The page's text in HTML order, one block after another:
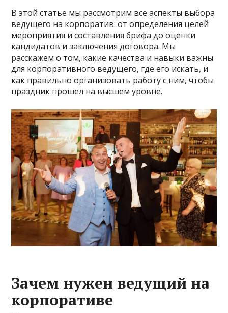
В этой статье мы рассмотрим все аспекты выбора
ведущего на корпоратив: от определения целей
мероприятия и составления брифа до оценки
кандидатов и заключения договора. Мы
расскажем о том, какие качества и навыки важны
для корпоративного ведущего, где его искать, и
как правильно организовать работу с ним, чтобы
праздник прошел на высшем уровне.
Зачем нужен ведущий на
корпоративе